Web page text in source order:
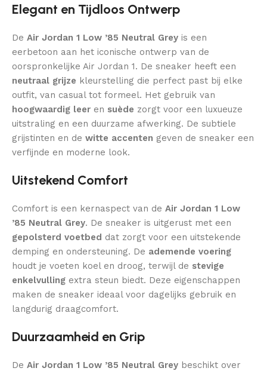
Elegant en Tijdloos Ontwerp
De Air Jordan 1 Low ’85 Neutral Grey is een
eerbetoon aan het iconische ontwerp van de
oorspronkelijke Air Jordan 1. De sneaker heeft een
neutraal grijze kleurstelling die perfect past bij elke
outfit, van casual tot formeel. Het gebruik van
hoogwaardig leer en suède zorgt voor een luxueuze
uitstraling en een duurzame afwerking. De subtiele
grijstinten en de witte accenten geven de sneaker een
verfijnde en moderne look.
Uitstekend Comfort
Comfort is een kernaspect van de Air Jordan 1 Low
’85 Neutral Grey. De sneaker is uitgerust met een
gepolsterd voetbed dat zorgt voor een uitstekende
demping en ondersteuning. De ademende voering
houdt je voeten koel en droog, terwijl de stevige
enkelvulling extra steun biedt. Deze eigenschappen
maken de sneaker ideaal voor dagelijks gebruik en
langdurig draagcomfort.
Duurzaamheid en Grip
De Air Jordan 1 Low ’85 Neutral Grey beschikt over